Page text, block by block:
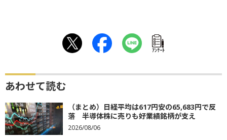
ｱﾝｹｰﾄ
あわせて読む
（まとめ）日経平均は617円安の65,683円で反
落 半導体株に売りも好業績銘柄が支え
2026/08/06